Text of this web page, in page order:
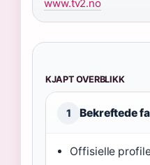
www.tv2.no
KJAPT OVERBLIKK
1 Bekreftede
Offisielle